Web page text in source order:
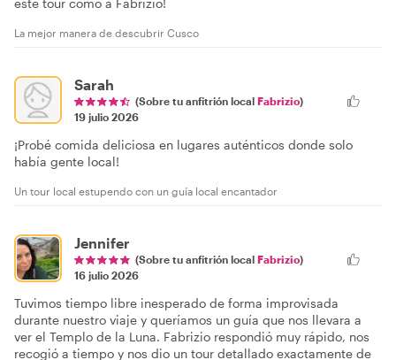
La mejor manera de descubrir Cusco
Sarah
(Sobre tu anfitrión local Fabrizio)
19 julio 2026
¡Probé comida deliciosa en lugares auténticos donde solo
había gente local!
Un tour local estupendo con un guía local encantador
Jennifer
(Sobre tu anfitrión local Fabrizio)
16 julio 2026
Tuvimos tiempo libre inesperado de forma improvisada
durante nuestro viaje y queríamos un guía que nos llevara a
ver el Templo de la Luna. Fabrizio respondió muy rápido, nos
recogió a tiempo y nos dio un tour detallado exactamente de